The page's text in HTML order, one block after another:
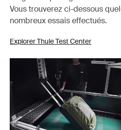
Vous trouverez ci-dessous
nombreux essais effectués.
Explorer Thule Test Center